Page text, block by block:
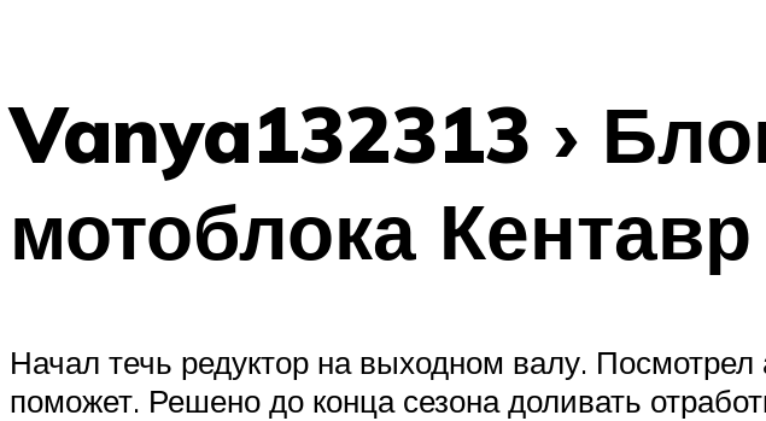
Vanya132313 ›
мотоблока
Начал течь редуктор на выходном валу.
поможет. Решено до конца сезона доливать